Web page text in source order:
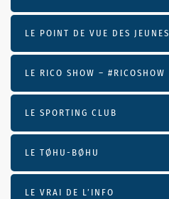
LE POINT DE VUE DES JEUNES
LE RICO SHOW – #RICOSHOW
LE SPORTING CLUB
LE TØHU-BØHU
LE VRAI DE L’INFO